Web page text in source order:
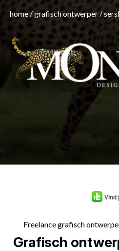
home/grafisch ontwerper/
Vind
Freelance grafisch
Grafisch